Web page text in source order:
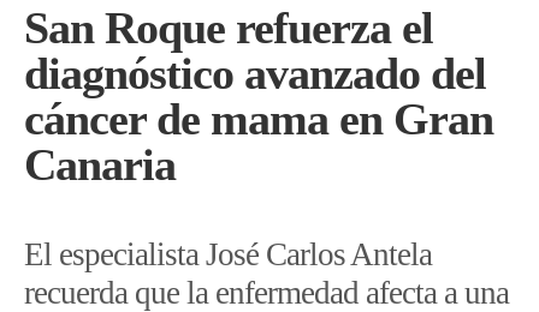
San Roque refuerza el
diagnóstico avanzado del
cáncer de mama en Gran
Canaria
El especialista José Carlos Antela
recuerda que la enfermedad afecta a una